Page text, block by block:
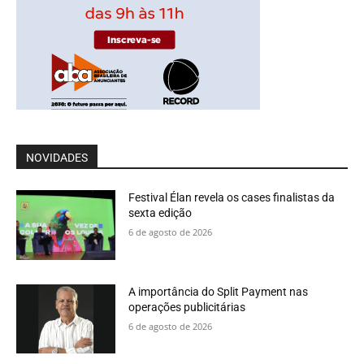
NOVIDADES
Festival Élan revela os cases finalistas da
sexta edição
6 de agosto de 2026
A importância do Split Payment nas
operações publicitárias
6 de agosto de 2026